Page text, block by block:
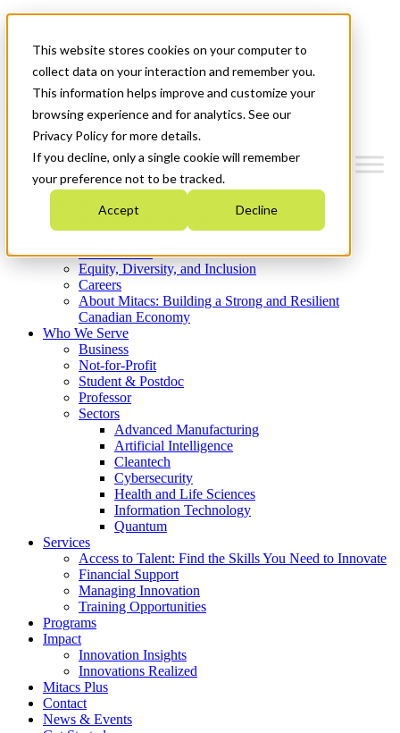
This website stores cookies on your computer to
collect data on your interaction and remember you.
This information helps improve and customize your
browsing experience and for analytics. See our
Privacy Policy for more details.
If you decline, only a single cookie will remember
your preference not to be tracked.
Accept Decline
News & Events
Get Started
Menu
Who We Are
Strategic Plan 2026-2030
What We Do
Equity, Diversity, and Inclusion
Careers
About Mitacs: Building a Strong and Resilient
Canadian Economy
Who We Serve
Business
Not-for-Profit
Student & Postdoc
Professor
Sectors
Advanced Manufacturing
Artificial Intelligence
Cleantech
Cybersecurity
Health and Life Sciences
Information Technology
Quantum
Services
Access to Talent: Find the Skills You Need to Innovate
Financial Support
Managing Innovation
Training Opportunities
Programs
Impact
Innovation Insights
Innovations Realized
Mitacs Plus
Contact
News & Events